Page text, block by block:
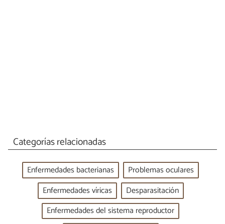
Categorías relacionadas
Enfermedades bacterianas
Problemas oculares
Enfermedades víricas
Desparasitación
Enfermedades del sistema reproductor